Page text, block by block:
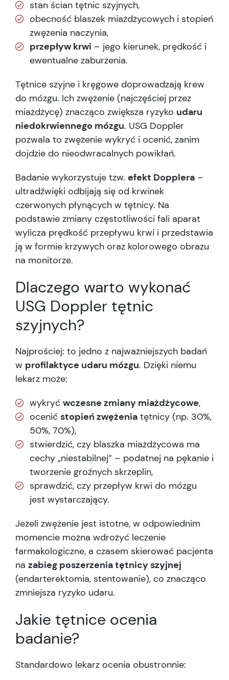
stan ścian tętnic szyjnych,
obecność blaszek miażdżycowych i stopień
zwężenia naczynia,
przepływ krwi – jego kierunek, prędkość i
ewentualne zaburzenia.
Tętnice szyjne i kręgowe doprowadzają krew
do mózgu. Ich zwężenie (najczęściej przez
miażdżycę) znacząco zwiększa ryzyko udaru
niedokrwiennego mózgu. USG Doppler
pozwala to zwężenie wykryć i ocenić, zanim
dojdzie do nieodwracalnych powikłań.
Badanie wykorzystuje tzw. efekt Dopplera –
ultradźwięki odbijają się od krwinek
czerwonych płynących w tętnicy. Na
podstawie zmiany częstotliwości fali aparat
wylicza prędkość przepływu krwi i przedstawia
ją w formie krzywych oraz kolorowego obrazu
na monitorze.
Dlaczego warto wykonać
USG Doppler tętnic
szyjnych?
Najprościej: to jedno z najważniejszych badań
w profilaktyce udaru mózgu. Dzięki niemu
lekarz może:
wykryć wczesne zmiany miażdżycowe,
ocenić stopień zwężenia tętnicy (np. 30%,
50%, 70%),
stwierdzić, czy blaszka miażdżycowa ma
cechy „niestabilnej” – podatnej na pękanie i
tworzenie groźnych skrzeplin,
sprawdzić, czy przepływ krwi do mózgu
jest wystarczający.
Jeżeli zwężenie jest istotne, w odpowiednim
momencie można wdrożyć leczenie
farmakologiczne, a czasem skierować pacjenta
na zabieg poszerzenia tętnicy szyjnej
(endarterektomia, stentowanie), co znacząco
zmniejsza ryzyko udaru.
Jakie tętnice ocenia
badanie?
Standardowo lekarz ocenia obustronnie: